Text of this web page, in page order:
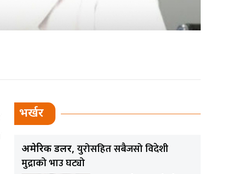
भर्खर
अमेरिकी डलर, युरोसहित सबैजसो विदेशी
मुद्राको भाउ घट्यो